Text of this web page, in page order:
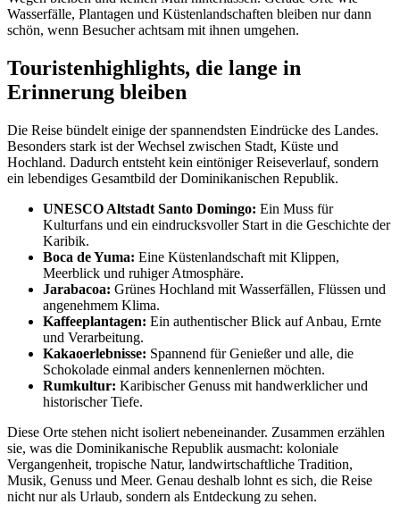
Wasserfälle, Plantagen und Küstenlandschaften bleiben nur dann
schön, wenn Besucher achtsam mit ihnen umgehen.
Touristenhighlights, die lange in
Erinnerung bleiben
Die Reise bündelt einige der spannendsten Eindrücke des Landes.
Besonders stark ist der Wechsel zwischen Stadt, Küste und
Hochland. Dadurch entsteht kein eintöniger Reiseverlauf, sondern
ein lebendiges Gesamtbild der Dominikanischen Republik.
UNESCO Altstadt Santo Domingo: Ein Muss für
Kulturfans und ein eindrucksvoller Start in die Geschichte der
Karibik.
Boca de Yuma: Eine Küstenlandschaft mit Klippen,
Meerblick und ruhiger Atmosphäre.
Jarabacoa: Grünes Hochland mit Wasserfällen, Flüssen und
angenehmem Klima.
Kaffeeplantagen: Ein authentischer Blick auf Anbau, Ernte
und Verarbeitung.
Kakaoerlebnisse: Spannend für Genießer und alle, die
Schokolade einmal anders kennenlernen möchten.
Rumkultur: Karibischer Genuss mit handwerklicher und
historischer Tiefe.
Diese Orte stehen nicht isoliert nebeneinander. Zusammen erzählen
sie, was die Dominikanische Republik ausmacht: koloniale
Vergangenheit, tropische Natur, landwirtschaftliche Tradition,
Musik, Genuss und Meer. Genau deshalb lohnt es sich, die Reise
nicht nur als Urlaub, sondern als Entdeckung zu sehen.